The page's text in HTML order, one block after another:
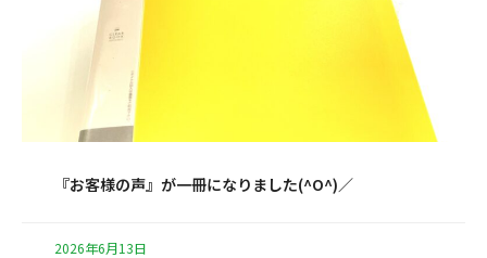
『お客様の声』が一冊になりました(^O^)／
2026年6月13日